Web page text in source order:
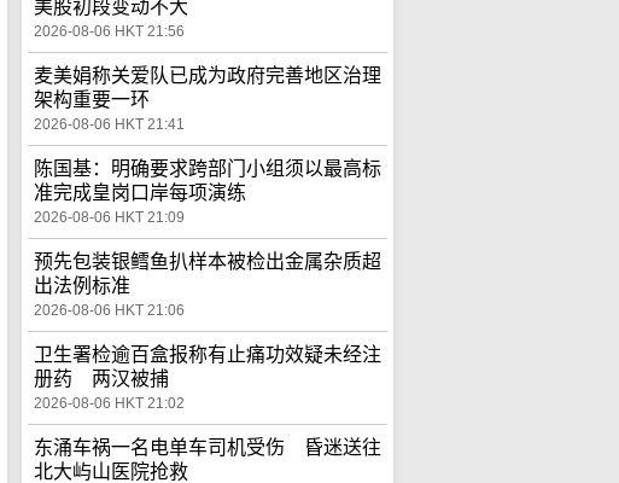
美股初段变动不大
2026-08-06 HKT 21:56
麦美娟称关爱队已成为政府完善地区治理
架构重要一环
2026-08-06 HKT 21:41
陈国基：明确要求跨部门小组须以最高标
准完成皇岗口岸每项演练
2026-08-06 HKT 21:09
预先包装银鳕鱼扒样本被检出金属杂质超
出法例标准
2026-08-06 HKT 21:06
卫生署检逾百盒报称有止痛功效疑未经注
册药 两汉被捕
2026-08-06 HKT 21:02
东涌车祸一名电单车司机受伤 昏迷送往
北大屿山医院抢救